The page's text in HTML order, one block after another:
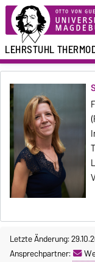
LEHRSTUHL
Letzte Änderung:
Ansprechpartner: